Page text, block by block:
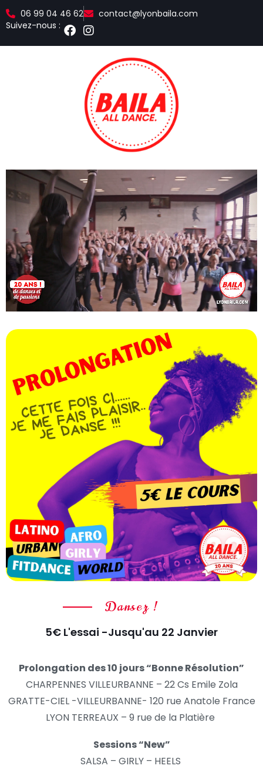
06 99 04 46 62
contact@lyonbaila.com
Suivez-nous :
Dansez !
5€ L'essai -Jusqu'au 22 Janvier
Prolongation des 10 jours “Bonne Résolution”
CHARPENNES VILLEURBANNE – 22 Cs Emile Zola
GRATTE-CIEL -VILLEURBANNE- 120 rue Anatole France
LYON TERREAUX – 9 rue de la Platière
Sessions “New”
SALSA – GIRLY – HEELS